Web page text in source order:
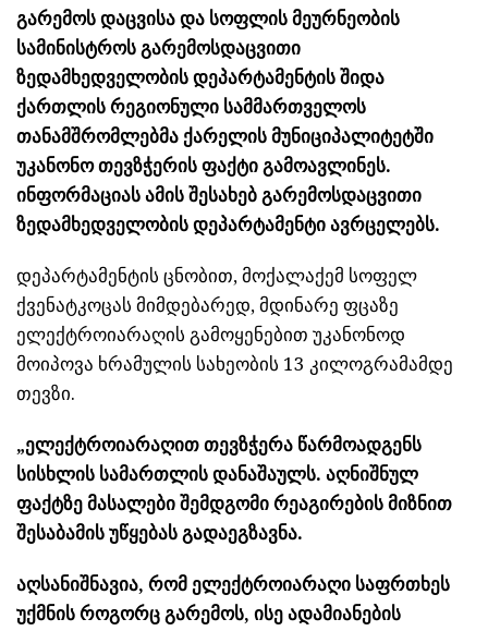
გარემოს დაცვისა და სოფლის მეურნეობის
სამინისტროს გარემოსდაცვითი
ზედამხედველობის დეპარტამენტის შიდა
ქართლის რეგიონული სამმართველოს
თანამშრომლებმა ქარელის მუნიციპალიტეტში
უკანონო თევზჭერის ფაქტი გამოავლინეს.
ინფორმაციას ამის შესახებ გარემოსდაცვითი
ზედამხედველობის დეპარტამენტი ავრცელებს.
დეპარტამენტის ცნობით, მოქალაქემ სოფელ
ქვენატკოცას მიმდებარედ, მდინარე ფცაზე
ელექტროიარაღის გამოყენებით უკანონოდ
მოიპოვა ხრამულის სახეობის 13 კილოგრამამდე
თევზი.
„ელექტროიარაღით თევზჭერა წარმოადგენს
სისხლის სამართლის დანაშაულს. აღნიშნულ
ფაქტზე მასალები შემდგომი რეაგირების მიზნით
შესაბამის უწყებას გადაეგზავნა.
აღსანიშნავია, რომ ელექტროიარაღი საფრთხეს
უქმნის როგორც გარემოს, ისე ადამიანების